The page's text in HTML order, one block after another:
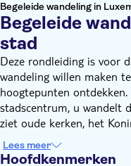
Begeleide wandeling in
Begeleide
stad
Deze rondleiding is voor
wandeling willen maken
hoogtepunten
stadscentrum, u wandelt
ziet oude kerken, het
uitzichten vanaf de
Vervolgens gaat u naar
Lees meer
Hoofdkenmerken